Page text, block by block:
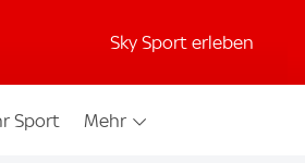
Sky Sport erleben
Sport Mehr